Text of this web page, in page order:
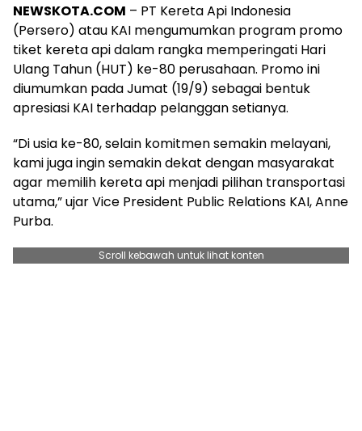
NEWSKOTA.COM – PT Kereta Api Indonesia
(Persero) atau KAI mengumumkan program promo
tiket kereta api dalam rangka memperingati Hari
Ulang Tahun (HUT) ke-80 perusahaan. Promo ini
diumumkan pada Jumat (19/9) sebagai bentuk
apresiasi KAI terhadap pelanggan setianya.
“Di usia ke-80, selain komitmen semakin melayani,
kami juga ingin semakin dekat dengan masyarakat
agar memilih kereta api menjadi pilihan transportasi
utama,” ujar Vice President Public Relations KAI, Anne
Purba.
Scroll kebawah untuk lihat konten